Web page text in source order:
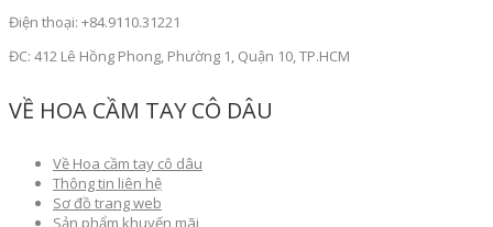
Điện thoại: +84.9110.31221
ĐC: 412 Lê Hồng Phong, Phường 1, Quận 10, TP.HCM
VỀ HOA CẦM TAY CÔ DÂU
Về Hoa cầm tay cô dâu
Thông tin liên hệ
Sơ đồ trang web
Sản phẩm khuyến mãi